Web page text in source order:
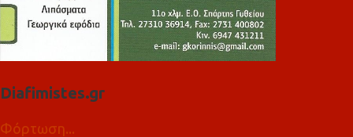
Diafimistes.gr
Φόρτωση...